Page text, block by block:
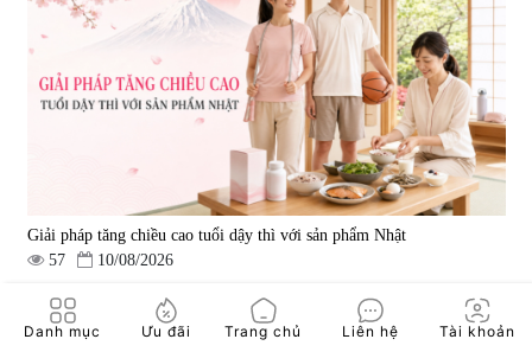
Danh mục Ưu đãi Trang chủ Liên hệ Tài khoản
Giải pháp tăng chiều cao tuổi dậy thì với sản phẩm Nhật
57
10/08/2026